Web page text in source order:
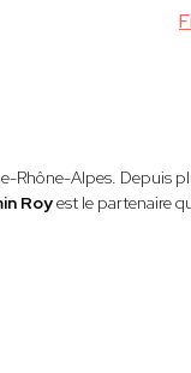
Rhône-Alpes. Depuis
Royest le partenaire